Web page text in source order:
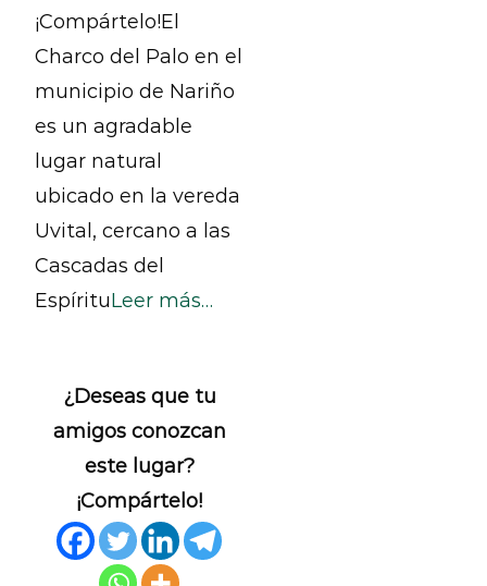
¡Compártelo!El
Charco del Palo en el
municipio de Nariño
es un agradable
lugar natural
ubicado en la vereda
Uvital, cercano a las
Cascadas del
EspírituLeer más…
¿Deseas que tu
amigos conozcan
este lugar?
¡Compártelo!